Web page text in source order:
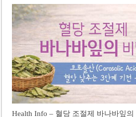
Health Info – 혈당 조절제 바나바잎의